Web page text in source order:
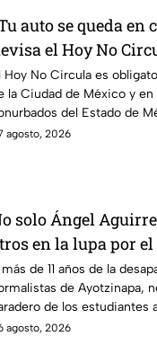
auto se queda en
el Hoy No
Hoy No Circula es
la Ciudad de México y
del Estado de
agosto, 2026
solo Ángel
en la lupa por
de 11 años de la
de Ayotzinapa,
de los estudiantes
por el caso.
agosto, 2026